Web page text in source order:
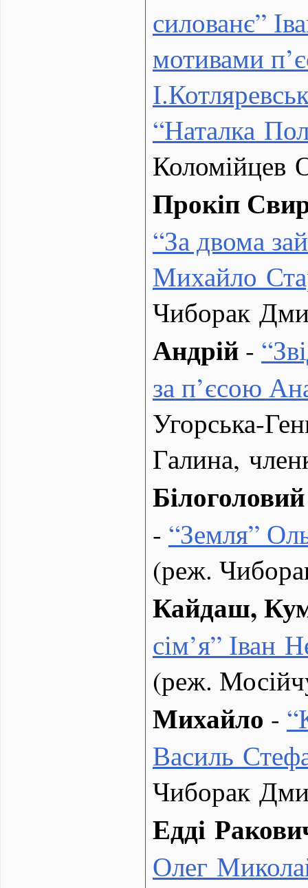
силованє”
мотивами
“Наталка
Коломійцев
Прокіп
“За двома
Михайло
Чиборак
Андрій - “
за п’єсою
Угорська-
Галина,
- “Земля”
(реж.
Кайдаш,
сім’я” Іван
(реж.
Михайло - “
Василь
Чиборак
Едді
Олег